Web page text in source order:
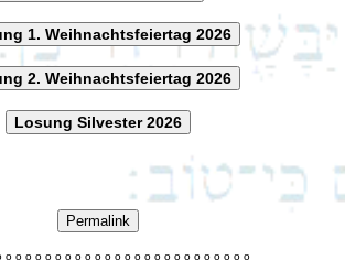
1. Weihnachtsfeiertag 2026
2. Weihnachtsfeiertag 2026
Losung Silvester 2026
Permalink
o o o o o o o o o o o o o o o o o o o o o o o o o